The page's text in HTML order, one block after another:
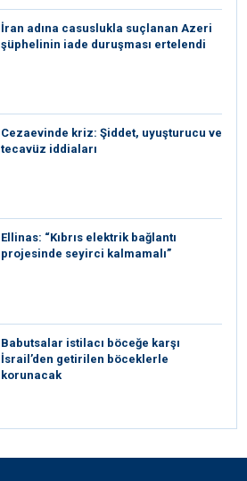
İran adına casuslukla suçlanan Azeri
şüphelinin iade duruşması ertelendi
Cezaevinde kriz: Şiddet, uyuşturucu ve
tecavüz iddiaları
Ellinas: “Kıbrıs elektrik bağlantı
projesinde seyirci kalmamalı”
Babutsalar istilacı böceğe karşı
İsrail’den getirilen böceklerle
korunacak